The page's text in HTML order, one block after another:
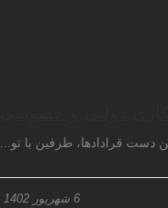
قرادادها، طرفین با تو...
6 شهریور 1402